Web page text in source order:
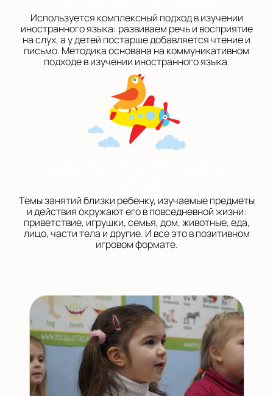
Используется комплексный подход в изучении
иностранного языка: развиваем речь и восприятие
на слух, а у детей постарше добавляется чтение и
письмо. Методика основана на коммуникативном
подходе в изучении иностранного языка.
Темы занятий близки ребенку, изучаемые предметы
и действия окружают его в повседневной жизни:
приветствие, игрушки, семья, дом, животные, еда,
лицо, части тела и другие. И все это в позитивном
игровом формате.